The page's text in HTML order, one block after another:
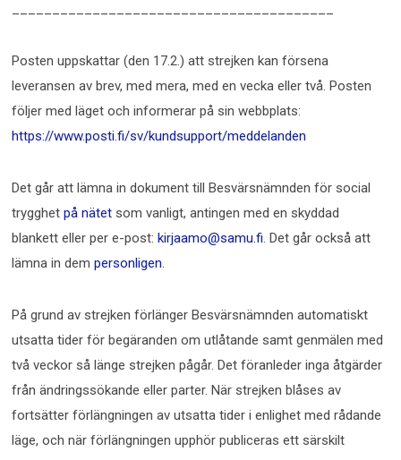
Posten uppskattar (den 17.2.) att strejken kan försena
leveransen av brev, med mera, med en vecka eller två. Posten
följer med läget och informerar på sin webbplats:
https://www.posti.fi/sv/kundsupport/meddelanden
Det går att lämna in dokument till Besvärsnämnden för social
trygghetpå nätet som vanligt, antingen med en skyddad
blankett eller per e-post:kirjaamo@samu.fi. Det går också att
lämna in dempersonligen.
På grund av strejken förlänger Besvärsnämnden automatiskt
utsatta tider för begäranden om utlåtande samt genmälen med
två veckor så länge strejken pågår. Det föranleder inga åtgärder
från ändringssökande eller parter. När strejken blåses av
fortsätter förlängningen av utsatta tider i enlighet med rådande
läge, och när förlängningen upphör publiceras ett särskilt